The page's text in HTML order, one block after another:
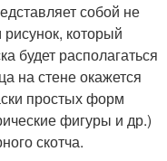
собой не
который
будет располагаться
на стене окажется
простых форм
фигуры и др.)
скотча.